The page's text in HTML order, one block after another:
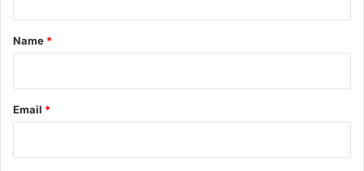
*
Name *
Email *